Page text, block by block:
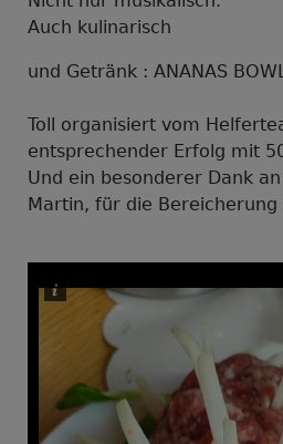
Auch kulinarisch
und Getränk : ANANAS
Toll organisiert vom
entsprechender Erfolg mit
Und ein besonderer Dank
Martin, für die Bereicherung